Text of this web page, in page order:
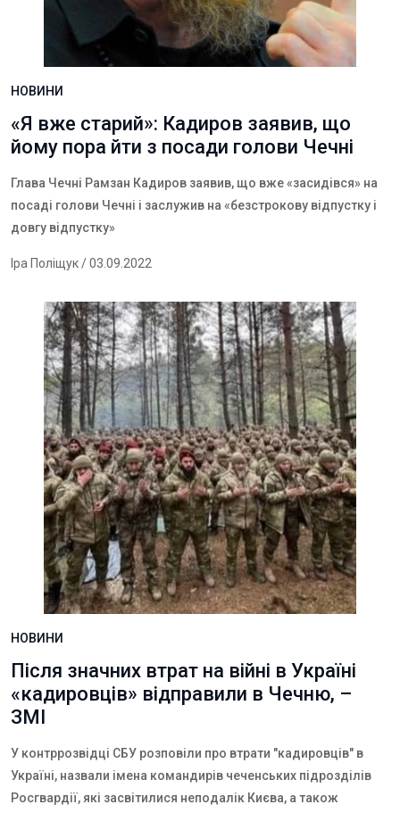
НОВИНИ
«Я вже старий»: Кадиров заявив, що
йому пора йти з посади голови Чечні
Глава Чечні Рамзан Кадиров заявив, що вже «засидівся» на
посаді голови Чечні і заслужив на «безстрокову відпустку і
довгу відпустку»
Іра Поліщук/ 03.09.2022
НОВИНИ
Після значних втрат на війні в Україні
«кадировців» відправили в Чечню, –
ЗМІ
У контррозвідці СБУ розповіли про втрати "кадировців" в
Україні, назвали імена командирів чеченських підрозділів
Росгвардії, які засвітилися неподалік Києва, а також